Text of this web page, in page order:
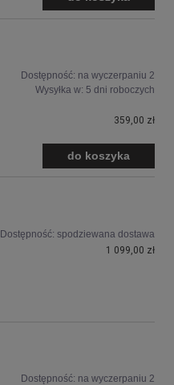
Dostępność: na wyczerpaniu 2
Wysyłka w: 5 dni roboczych
359,00 zł
do koszyka
Dostępność: spodziewana dostawa
1 099,00 zł
Dostępność: na wyczerpaniu 2